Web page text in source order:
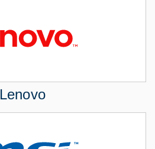
Lenovo